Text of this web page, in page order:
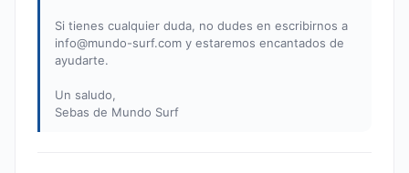
Si tienes cualquier duda, no dudes en escribirnos a
info@mundo-surf.com y estaremos encantados de
ayudarte.
Un saludo,
Sebas de Mundo Surf